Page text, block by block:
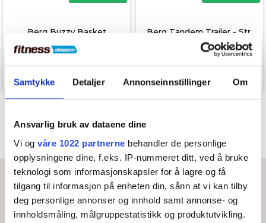
Samtykke Detaljer Annonseinnstillinger Om
Ansvarlig bruk av dataene dine
Vi og våre 1022 partnerne behandler de personlige
opplysningene dine, f.eks. IP-nummeret ditt, ved å bruke
teknologi som informasjonskapsler for å lagre og få
tilgang til informasjon på enheten din, sånn at vi kan tilby
deg personlige annonser og innhold samt annonse- og
innholdsmåling, målgruppestatistikk og produktutvikling.
Berg Buzzy Basket
299,00
149,00kr.
Berg Tandem Trailer - Str.
L
5.799,00
2.899,00kr.
Kontakt
Sport Scandinavia AS
Storgata 20